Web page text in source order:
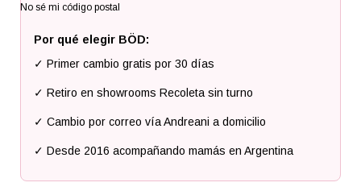
No sé mi código postal
Por qué elegir BÖD:
✓ Primer cambio gratis por 30 días
✓ Retiro en showrooms Recoleta sin turno
✓ Cambio por correo vía Andreani a domicilio
✓ Desde 2016 acompañando mamás en Argentina